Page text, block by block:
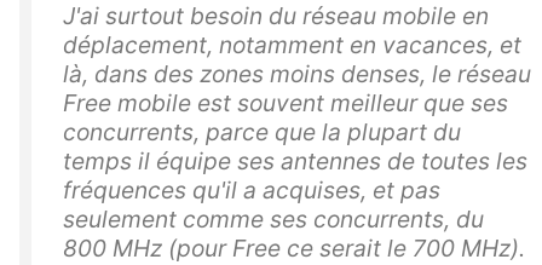
J'ai surtout besoin du réseau mobile en
déplacement, notamment en vacances, et
là, dans des zones moins denses, le réseau
Free mobile est souvent meilleur que ses
concurrents, parce que la plupart du
temps il équipe ses antennes de toutes les
fréquences qu'il a acquises, et pas
seulement comme ses concurrents, du
800 MHz (pour Free ce serait le 700 MHz).